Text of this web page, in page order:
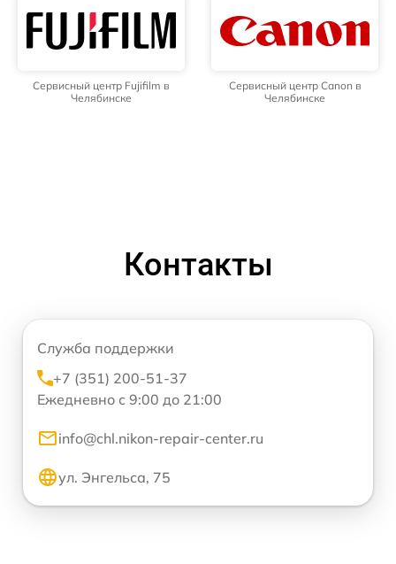
Сервисный центр Fujifilm в
Челябинске
Сервисный центр Canon в
Челябинске
Контакты
Служба поддержки
+7 (351) 200-51-37
Ежедневно с 9:00 до 21:00
info@chl.nikon-repair-center.ru
ул. Энгельса, 75